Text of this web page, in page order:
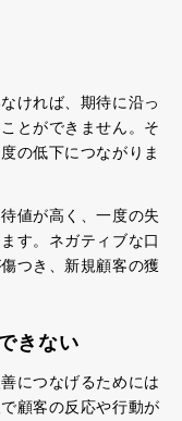
ければ、期待に沿っ
とができません。そ
の低下につながりま
値が高く、一度の失
す。ネガティブな口
つき、新規顧客の獲
きない
につなげるためには
顧客の反応や行動が